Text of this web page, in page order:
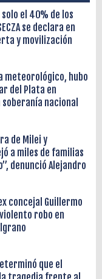
solo el 40% de los
se declara en
y movilización
meteorológico, hubo
del Plata en
nacional
de Milei y
a miles de familias
denunció Alejandro
concejal Guillermo
robo en
que el